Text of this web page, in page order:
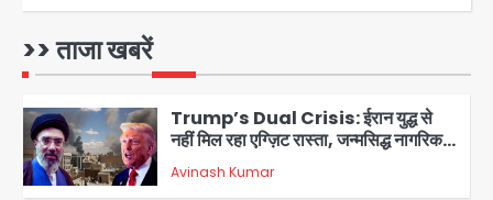
>> ताजा खबरें
5
Team JHJ
1
Trump’s Dual Crisis: ईरान युद्ध से
नहीं मिल रहा एग्ज़िट रास्ता, जन्मसिद्ध नागरिकता
पर सुप्रीम कोर्ट को दी फिर चुनौती
Avinash Kumar